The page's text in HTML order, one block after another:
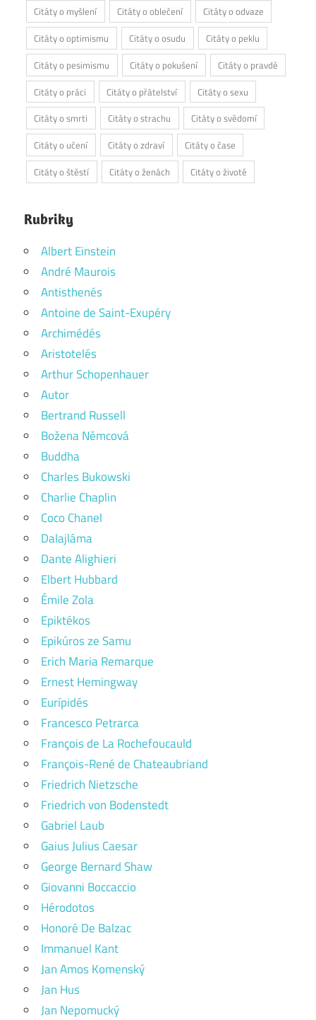
Citáty o myšlení Citáty o oblečení
Citáty o odvaze
Citáty o optimismu
Citáty o osudu
Citáty o peklu
Citáty o pesimismu
Citáty o pokušení
Citáty o pravdě
Citáty o práci
Citáty o přátelství
Citáty o sexu
Citáty o smrti
Citáty o strachu
Citáty o svědomí
Citáty o učení
Citáty o zdraví
Citáty o čase
Citáty o štěstí
Citáty o ženách Citáty o životě
Rubriky
Albert Einstein
André Maurois
Antisthenés
Antoine de Saint-Exupéry
Archimédés
Aristotelés
Arthur Schopenhauer
Autor
Bertrand Russell
Božena Němcová
Buddha
Charles Bukowski
Charlie Chaplin
Coco Chanel
Dalajláma
Dante Alighieri
Elbert Hubbard
Émile Zola
Epiktékos
Epikúros ze Samu
Erich Maria Remarque
Ernest Hemingway
Eurípidés
Francesco Petrarca
François de La Rochefoucauld
François-René de Chateaubriand
Friedrich Nietzsche
Friedrich von Bodenstedt
Gabriel Laub
Gaius Julius Caesar
George Bernard Shaw
Giovanni Boccaccio
Hérodotos
Honoré De Balzac
Immanuel Kant
Jan Amos Komenský
Jan Hus
Jan Nepomucký